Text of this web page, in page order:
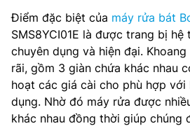
Điểm đặc biệt của máy rửa bát
SMS8YCI01E là được trang bị hệ
chuyên dụng và hiện đại.
rãi, gồm 3 giàn chứa khác nhau
hoạt các giá cài cho phù hợp
dụng. Nhờ đó máy rửa được
khác nhau đồng thời giúp chúng